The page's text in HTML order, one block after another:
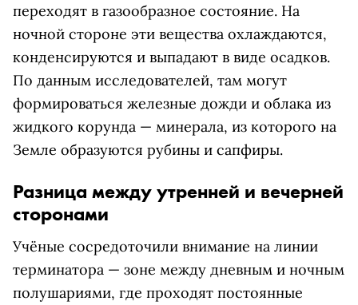
переходят в газообразное состояние. На
ночной стороне эти вещества охлаждаются,
конденсируются и выпадают в виде осадков.
По данным исследователей, там могут
формироваться железные дожди и облака из
жидкого корунда — минерала, из которого на
Земле образуются рубины и сапфиры.
Разница между утренней и вечерней
сторонами
Учёные сосредоточили внимание на линии
терминатора — зоне между дневным и ночным
полушариями, где проходят постоянные